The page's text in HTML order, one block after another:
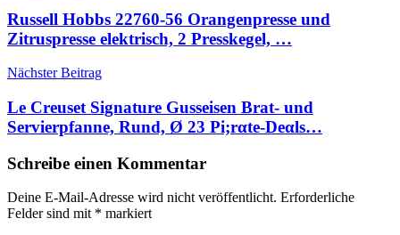
Russell Hobbs 22760-56 Orangenpresse und
Zitruspresse elektrisch, 2 Presskegel, …
Nächster Beitrag
Le Creuset Signature Gusseisen Brat- und
Servierpfanne, Rund, Ø 23 Pi;rαtе-Dеαls…
Schreibe einen Kommentar
Deine E-Mail-Adresse wird nicht veröffentlicht. Erforderliche
Felder sind mit * markiert